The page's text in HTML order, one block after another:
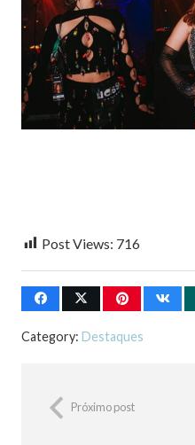
Post Views: 716
Category: Destaques
Próximo post